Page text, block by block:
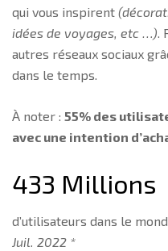
qui vous inspirent
idées de voyages, etc …).
autres réseaux sociaux
dans le temps.
À noter : 55% des
avec une intention
433 Millions
d’utilisateurs dans le
Juil. 2022 *